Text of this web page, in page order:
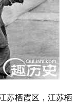
苏栖霞区，江苏栖